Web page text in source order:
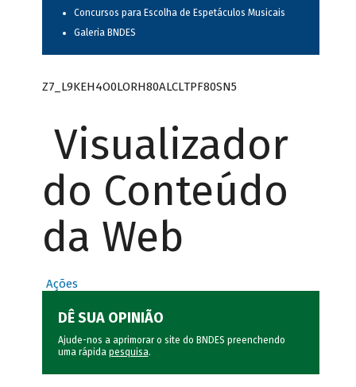
Concursos para Escolha de Espetáculos Musicais
Galeria BNDES
Z7_L9KEH4O0LORH80ALCLTPF80SN5
Visualizador
do Conteúdo
da Web
Ações
DÊ SUA OPINIÃO
Ajude-nos a aprimorar o site do BNDES preenchendo
uma rápida pesquisa.